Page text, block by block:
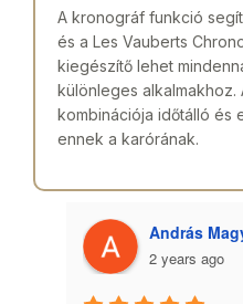
A kronográf funkció
és a Les Vauberts
kiegészítő lehet
különleges alkalmakhoz.
kombinációja időtálló és
ennek a karórának.
András
2 years ago